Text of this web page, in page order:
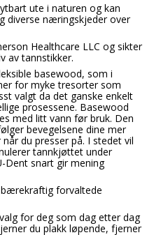
ute i naturen og kan
diverse næringskjeder over
Healthcare LLC og sikter
av tannstikker.
basewood, som i
for myke tresorter som
valgt da det ganske enkelt
prosessene. Basewood
med litt vann før bruk. Den
bevegelsene dine mer
du presser på. I stedet vil
tannkjøttet under
Dent snart gir mening
forvaltede
for deg som dag etter dag
du plakk løpende, fjerner